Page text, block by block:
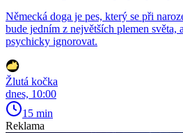
Německá doga je pes, který se při
bude jedním z největších plemen světa,
psychicky ignorovat.
Žlutá kočka
dnes, 10:00
15 min
Reklama